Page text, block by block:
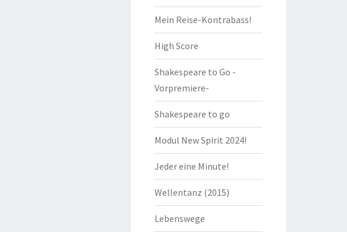
Mein Reise-Kontrabass!
High Score
Shakespeare to Go -
Vorpremiere-
Shakespeare to go
Modul New Spirit 2024!
Jeder eine Minute!
Wellentanz (2015)
Lebenswege